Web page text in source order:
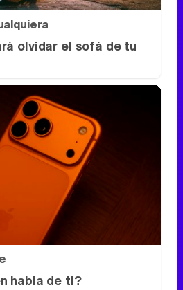
olvidar el sofá de tu
habla de ti?